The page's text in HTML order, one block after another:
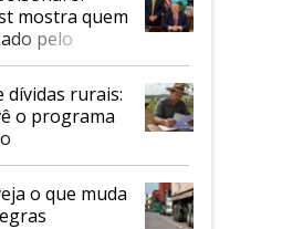
mostra quem
pelo
dívidas rurais:
o programa
o que muda